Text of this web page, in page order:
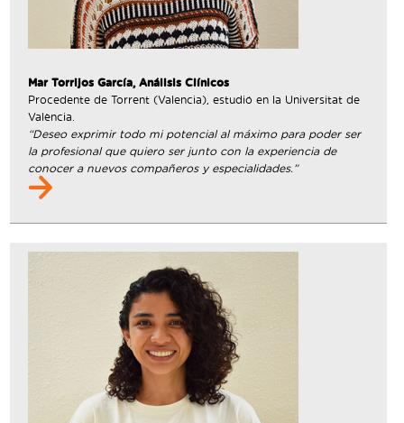
Mar Torrijos García, Análisis Clínicos
Procedente de Torrent (Valencia), estudió en la Universitat de
València.
“Deseo exprimir todo mi potencial al máximo para poder ser
la profesional que quiero ser junto con la experiencia de
conocer a nuevos compañeros y especialidades.”